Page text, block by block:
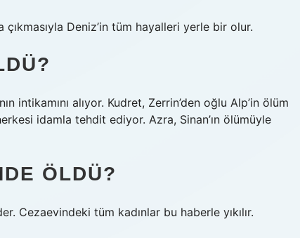
Deniz’in tüm hayalleri yerle bir olur.
intikamını alıyor. Kudret, Zerrin’den oğlu Alp’in ölüm
idamla tehdit ediyor. Azra, Sinan’ın ölümüyle
ÖLDÜ?
Cezaevindeki tüm kadınlar bu haberle yıkılır.